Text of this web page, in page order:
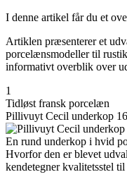
I denne artikel får du et
Artiklen præsenterer et
porcelænsmodeller til
informativt overblik over
1
Tidløst fransk porcelæn
Pillivuyt Cecil underkop
En rund underkop i hvid
Hvorfor den er blevet
kendetegner kvalitetsstel